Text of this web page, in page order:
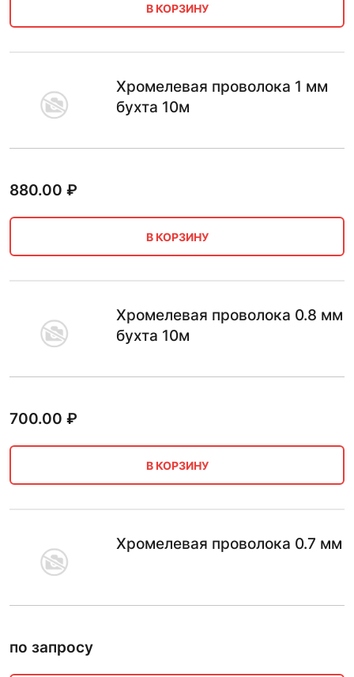
В КОРЗИНУ
Хромелевая проволока 1 мм
бухта 10м
880.00 ₽
В КОРЗИНУ
Хромелевая проволока 0.8 мм
бухта 10м
700.00 ₽
В КОРЗИНУ
Хромелевая проволока 0.7 мм
по запросу